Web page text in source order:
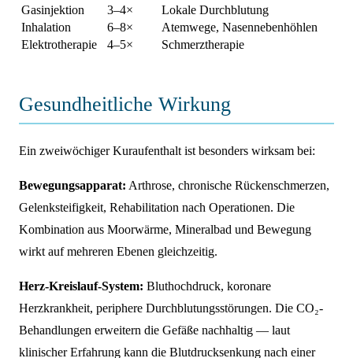
Gasinjektion
3–4×
Lokale Durchblutung
Inhalation
6–8×
Atemwege, Nasennebenhöhlen
Elektrotherapie
4–5× Schmerztherapie
Gesundheitliche Wirkung
Ein zweiwöchiger Kuraufenthalt ist besonders wirksam bei:
Bewegungsapparat: Arthrose, chronische Rückenschmerzen,
Gelenksteifigkeit, Rehabilitation nach Operationen. Die
Kombination aus Moorwärme, Mineralbad und Bewegung
wirkt auf mehreren Ebenen gleichzeitig.
Herz-Kreislauf-System: Bluthochdruck, koronare
Herzkrankheit, periphere Durchblutungsstörungen. Die CO₂-
Behandlungen erweitern die Gefäße nachhaltig — laut
klinischer Erfahrung kann die Blutdrucksenkung nach einer